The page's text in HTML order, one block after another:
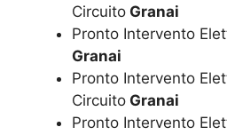
Circuito Granai
Pronto Intervento
Granai
Pronto Intervento
Circuito Granai
Pronto Intervento